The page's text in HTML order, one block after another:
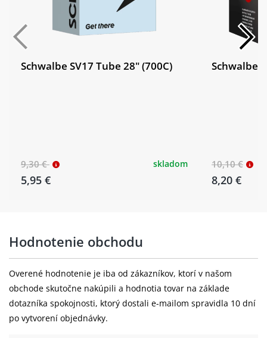
Schwalbe SV17 Tube 28" (700C)
9,30 €
5,95 €
skladom
Schwalbe
10,10 €
8,20 €
Hodnotenie obchodu
Overené hodnotenie je iba od zákazníkov, ktorí v našom
obchode skutočne nakúpili a hodnotia tovar na základe
dotazníka spokojnosti, ktorý dostali e-mailom spravidla 10 dní
po vytvorení objednávky.